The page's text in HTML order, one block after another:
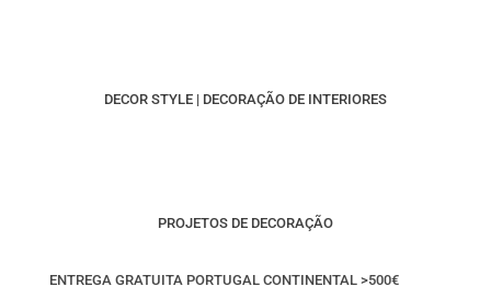
DECOR STYLE | DECORAÇÃO DE INTERIORES
PROJETOS DE DECORAÇÃO
ENTREGA GRATUITA PORTUGAL CONTINENTAL >500€